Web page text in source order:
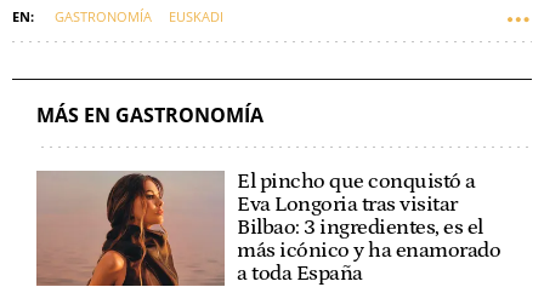
GASTRONOMÍA EUSKADI
MÁS EN GASTRONOMÍA
El pincho que conquistó a
Eva Longoria tras visitar
Bilbao: 3 ingredientes, es el
más icónico y ha enamorado
a toda España